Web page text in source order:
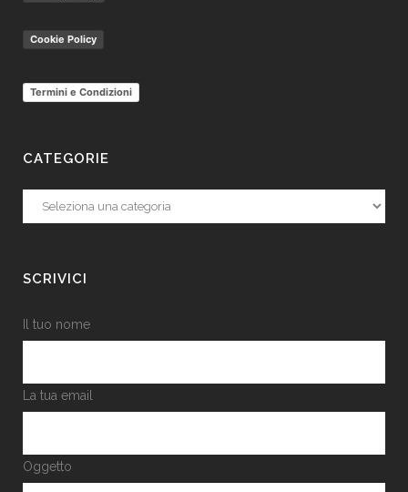
Cookie Policy
Termini e Condizioni
CATEGORIE
Categorie
SCRIVICI
Il tuo nome
La tua email
Oggetto